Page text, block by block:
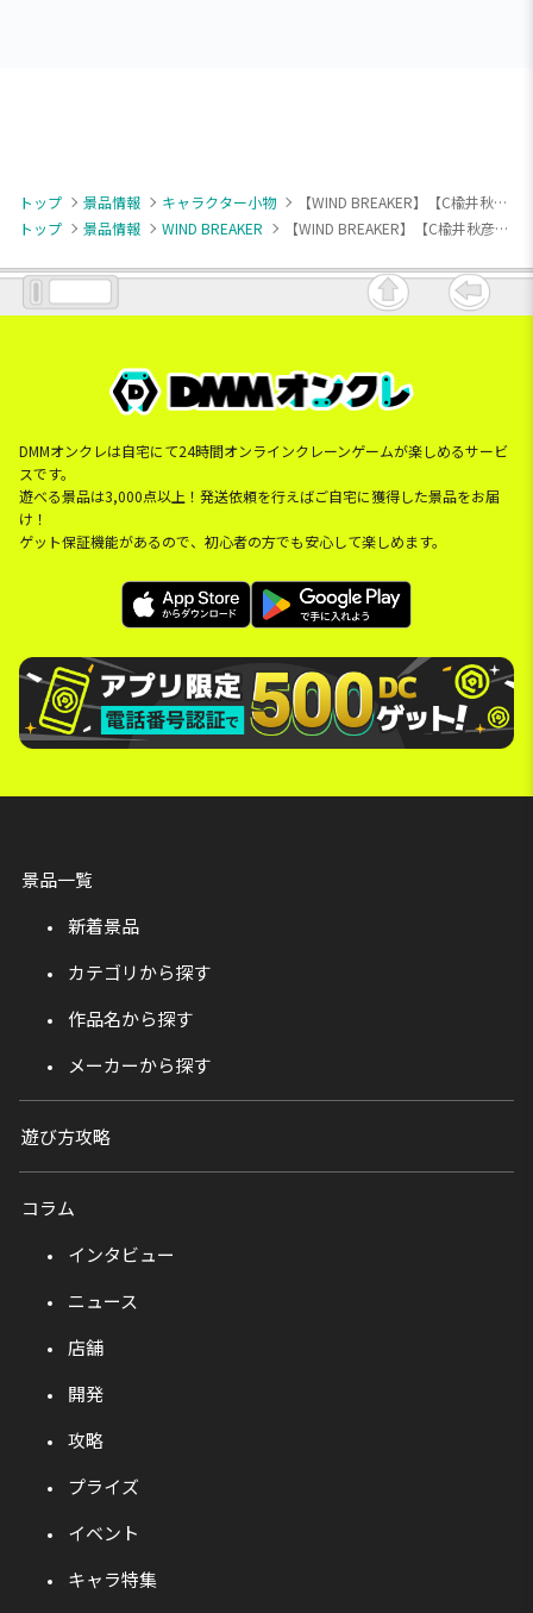
トップ 景品情報 キャラクター小物
【WIND BREAKER】【C楡井秋彦】TVアニメ『WIND BREAKER』 ほわぬいvol.1
トップ
景品情報 WIND BREAKER 【WIND BREAKER】【C楡井秋彦】TVアニメ『WIND BREAKER』 ほわぬいvol.1
DMMオンクレは自宅にて24時間オンラインクレーンゲームが楽しめるサービ
スです。
遊べる景品は3,000点以上！発送依頼を行えばご自宅に獲得した景品をお届
け！
ゲット保証機能があるので、初心者の方でも安心して楽しめます。
景品一覧
新着景品
カテゴリから探す
作品名から探す
メーカーから探す
遊び方攻略
コラム
インタビュー
ニュース
店舗
開発
攻略
プライズ
イベント
キャラ特集